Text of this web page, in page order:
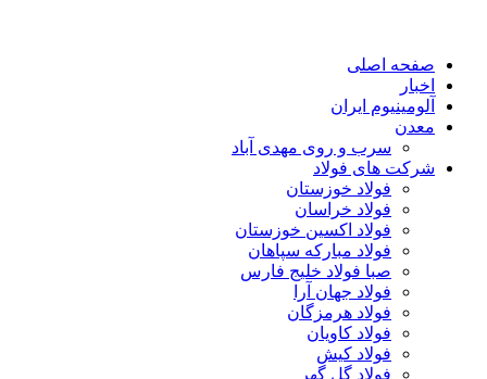
صفحه اصلی
اخبار
آلومینیوم ایران
معدن
سرب و روی مهدی آباد
شرکت های فولاد
فولاد خوزستان
فولاد خراسان
فولاد اکسین خوزستان
فولاد مبارکه سپاهان
صبا فولاد خلیج فارس
فولاد جهان آرا
فولاد هرمزگان
فولاد کاویان
فولاد کیش
فولاد گل گهر